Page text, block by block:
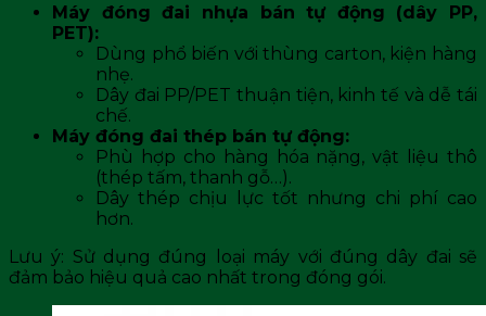
Máy đóng đai nhựa bán tự động (dây PP,
PET):
Dùng phổ biến với thùng carton, kiện hàng
nhẹ.
Dây đai PP/PET thuận tiện, kinh tế và dễ tái
chế.
Máy đóng đai thép bán tự động:
Phù hợp cho hàng hóa nặng, vật liệu thô
(thép tấm, thanh gỗ…).
Dây thép chịu lực tốt nhưng chi phí cao
hơn.
Lưu ý: Sử dụng đúng loại máy với đúng dây đai sẽ
đảm bảo hiệu quả cao nhất trong đóng gói.